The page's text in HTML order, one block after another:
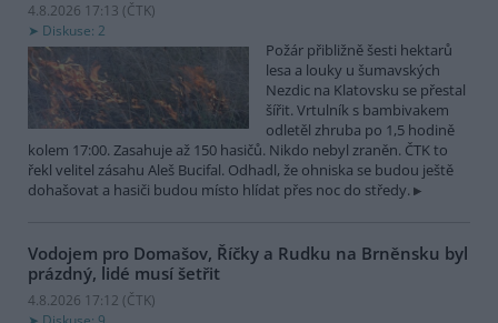
4.8.2026 17:13 (ČTK)
Diskuse: 2
Požár přibližně šesti hektarů
lesa a louky u šumavských
Nezdic na Klatovsku se přestal
šířit. Vrtulník s bambivakem
odletěl zhruba po 1,5 hodině
kolem 17:00. Zasahuje až 150 hasičů. Nikdo nebyl zraněn. ČTK to
řekl velitel zásahu Aleš Bucifal. Odhadl, že ohniska se budou ještě
dohašovat a hasiči budou místo hlídat přes noc do středy.
Vodojem pro Domašov, Říčky a Rudku na Brněnsku byl
prázdný, lidé musí šetřit
4.8.2026 17:12 (ČTK)